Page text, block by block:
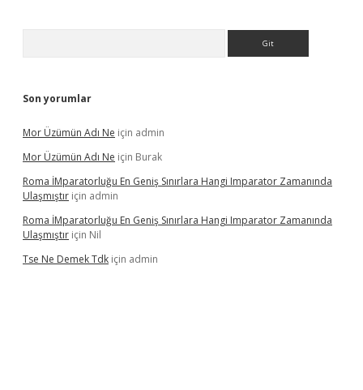
Son yorumlar
Mor Üzümün Adı Ne için admin
Mor Üzümün Adı Ne için Burak
Roma İMparatorluğu En Geniş Sınırlara Hangi Imparator Zamanında
Ulaşmıştır için admin
Roma İMparatorluğu En Geniş Sınırlara Hangi Imparator Zamanında
Ulaşmıştır için Nil
Tse Ne Demek Tdk için admin